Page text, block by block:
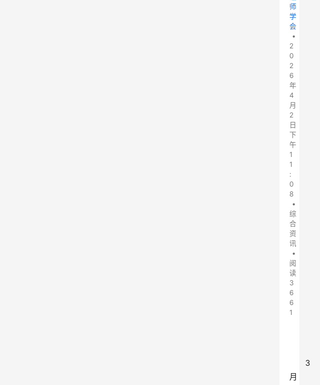
师
学
会
•
2
0
2
6
年
4
月
2
日
下
午
1
1
:
0
8
•
综
合
资
讯
•
阅
读
3
6
6
1
3
月